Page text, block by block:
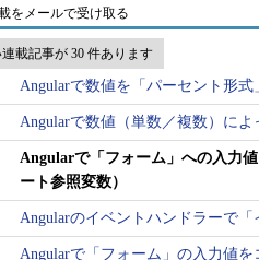
をメールで受け取る
載記事が 30 件あります
Angularで数値を「パーセント形式
Angularで数値（単数／複数）によ
Angularで「フォーム」への入力
ート参照変数）
Angularのイベントハンドラーで「
Angularで「フォーム」の入力値